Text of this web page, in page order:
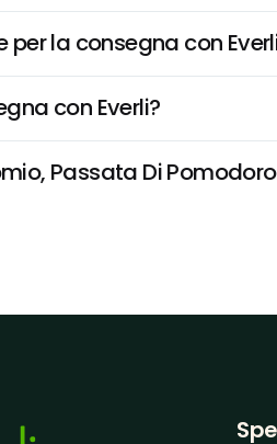
la consegna con
con Everli?
Passata Di